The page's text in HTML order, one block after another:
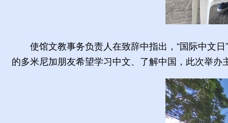
使馆文教事务负责人在致辞中指出，“国际中文
的多米尼加朋友希望学习中文、了解中国，此次举